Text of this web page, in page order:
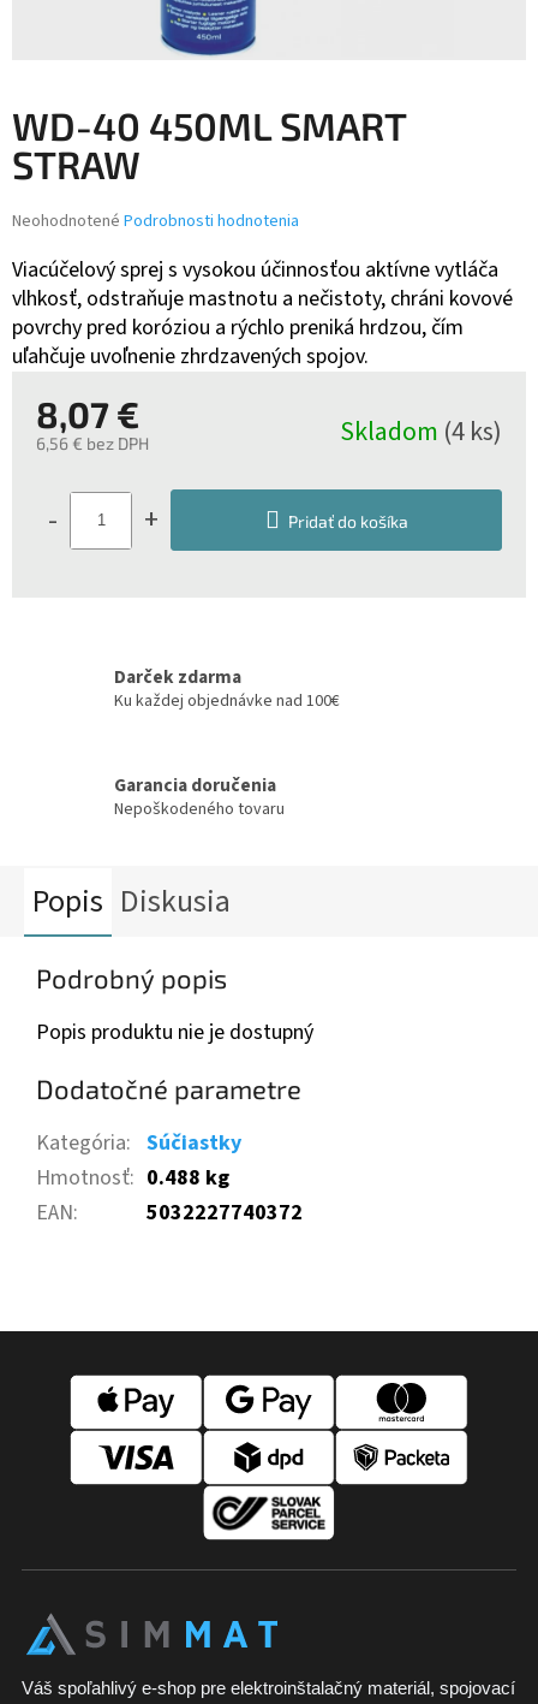
WD-40 450ML SMART
STRAW
Priemerné
produktu
je
0,0
z
5
Neohodnotené Podrobnosti hodnotenia
Viacúčelový sprej s vysokou účinnosťou aktívne vytláča
vlhkosť, odstraňuje mastnotu a nečistoty, chráni kovové
povrchy pred koróziou a rýchlo preniká hrdzou, čím
uľahčuje uvoľnenie zhrdzavených spojov.
8,07 €
6,56 € bez DPH
cena:
Skladom (4 ks)
- + Pridať do košíka
Darček zdarma
Ku každej objednávke nad 100€
Garancia doručenia
Nepoškodeného tovaru
Popis Diskusia
Podrobný popis
Popis produktu nie je dostupný
Dodatočné parametre
Kategória: Súčiastky
Hmotnosť: 0.488 kg
EAN: 5032227740372
Váš spoľahlivý e-shop pre elektroinštalačný materiál, spojovací